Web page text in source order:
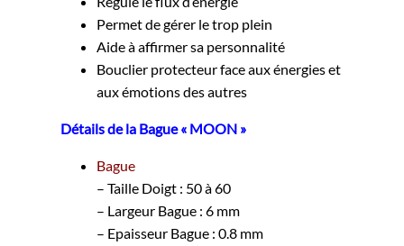
Permet de gérer le trop plein
Aide à affirmer sa personnalité
Bouclier protecteur face aux énergies et
aux émotions des autres
Détails de la Bague « MOON »
Bague
– Taille Doigt : 50 à 60
– Largeur Bague : 6 mm
– Epaisseur Bague : 0.8 mm